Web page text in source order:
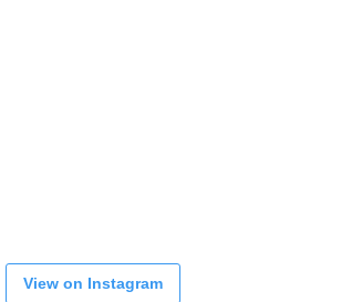
View on Instagram